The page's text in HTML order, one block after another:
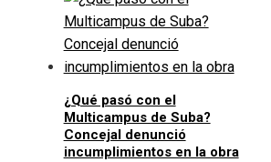
¿Qué pasó con el
Multicampus de Suba?
Concejal denunció
incumplimientos en la obra